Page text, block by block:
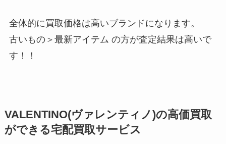
全体的に買取価格は高いブランドになります。
古いもの＞最新アイテム の方が査定結果は高いで
す！！
VALENTINO(ヴァレンティノ)の高価買取
ができる宅配買取サービス